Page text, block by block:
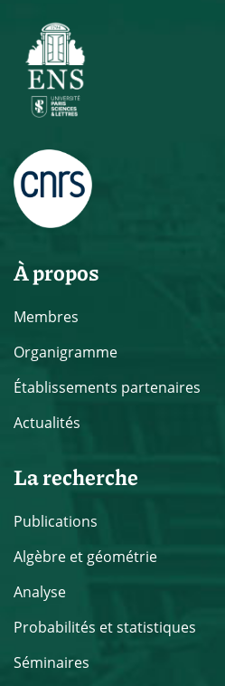
À propos
Membres
Organigramme
Établissements partenaires
Actualités
La recherche
Publications
Algèbre et géométrie
Analyse
Probabilités et statistiques
Séminaires